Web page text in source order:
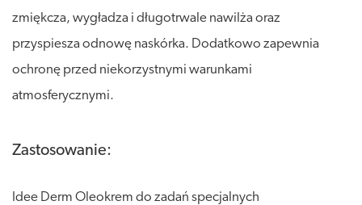
zmiękcza, wygładza i długotrwale nawilża oraz
przyspiesza odnowę naskórka. Dodatkowo zapewnia
ochronę przed niekorzystnymi warunkami
atmosferycznymi.
Zastosowanie:
Idee Derm Oleokrem do zadań specjalnych